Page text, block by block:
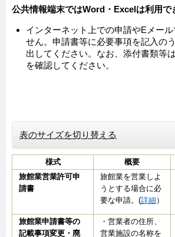
公共情報端末ではWord・Excelは利用で
インターネット上での申請やEメー
せん。申請書等に必要事項を記入の
出してください。なお、添付書類等
を確認してください。
表のサイズを切り替える
様式 概要
旅館業営業許可申
請書
旅館業を営業しよ
うとする場合に必
要な申請。(詳細 ）
旅館業申請書等の
記載事項変更・廃
・営業者の住所、
営業施設の名称を